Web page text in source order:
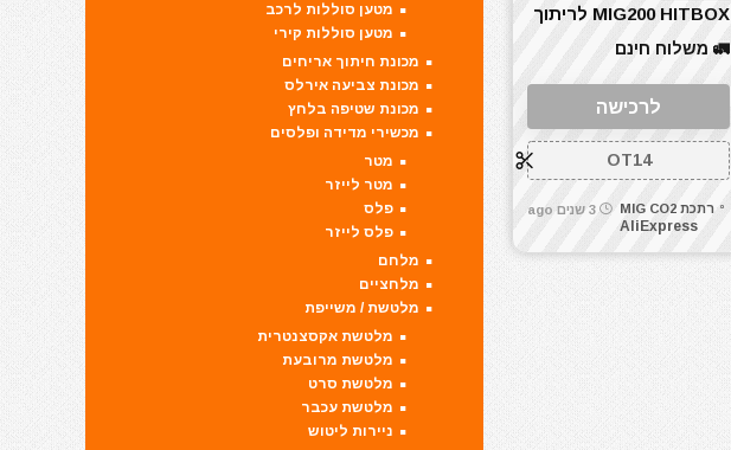
MIG200 HITBOX לריתוך
ARC TIG MIG DC
🚛 משלוח חינם
לרכישה
OT14
רתכת MIG CO2
AliExpress
3 שנים ago
מטען סוללות לרכב
מטען סוללות קירי
מכונת חיתוך אריחים
מכונת צביעה אירלס
מכונת שטיפה בלחץ
מכשירי מדידה ופלסים
מטר
מטר לייזר
פלס
פלס לייזר
מלחם
מלחציים
מלטשת / משייפת
מלטשת אקסצנטרית
מלטשת מרובעת
מלטשת סרט
מלטשת עכבר
ניירות ליטוש